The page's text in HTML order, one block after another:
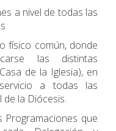
a nivel de todas las
físico común, donde
las distintas
de la Iglesia), en
a todas las
la Diócesis.
que